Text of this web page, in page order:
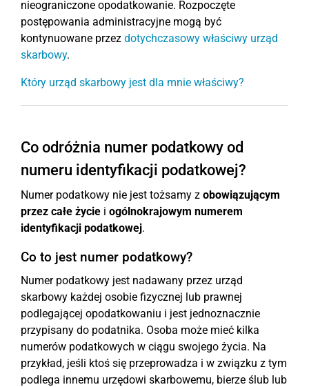
nieograniczone opodatkowanie. Rozpoczęte
postępowania administracyjne mogą być
kontynuowane przez dotychczasowy właściwy urząd
skarbowy.
Który urząd skarbowy jest dla mnie właściwy?
Co odróżnia numer podatkowy od
numeru identyfikacji podatkowej?
Numer podatkowy nie jest tożsamy z obowiązującym
przez całe życie i ogólnokrajowym numerem
identyfikacji podatkowej.
Co to jest numer podatkowy?
Numer podatkowy jest nadawany przez urząd
skarbowy każdej osobie fizycznej lub prawnej
podlegającej opodatkowaniu i jest jednoznacznie
przypisany do podatnika. Osoba może mieć kilka
numerów podatkowych w ciągu swojego życia. Na
przykład, jeśli ktoś się przeprowadza i w związku z tym
podlega innemu urzędowi skarbowemu, bierze ślub lub